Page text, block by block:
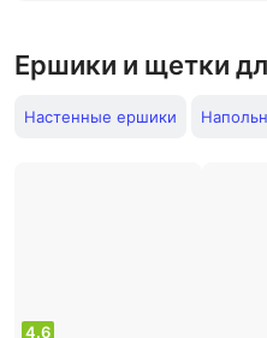
Ершики и щетки
Настенные ершики
4.6